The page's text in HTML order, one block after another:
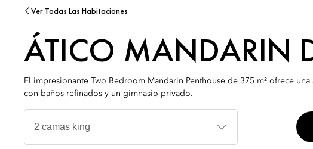
Ver Todas Las Habitaciones
ÁTICO MANDARIN
El impresionante Two Bedroom Mandarin Penthouse de 375 m² ofrece
con baños refinados y un gimnasio privado.
Tipos